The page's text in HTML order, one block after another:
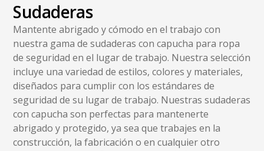
Sudaderas
Mantente abrigado y cómodo en el trabajo con
nuestra gama de sudaderas con capucha para ropa
de seguridad en el lugar de trabajo. Nuestra selección
incluye una variedad de estilos, colores y materiales,
diseñados para cumplir con los estándares de
seguridad de su lugar de trabajo. Nuestras sudaderas
con capucha son perfectas para mantenerte
abrigado y protegido, ya sea que trabajes en la
construcción, la fabricación o en cualquier otro